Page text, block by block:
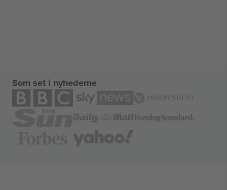
Som set i nyhederne